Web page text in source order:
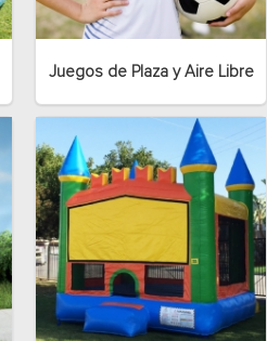
Juegos de Plaza y Aire Libre